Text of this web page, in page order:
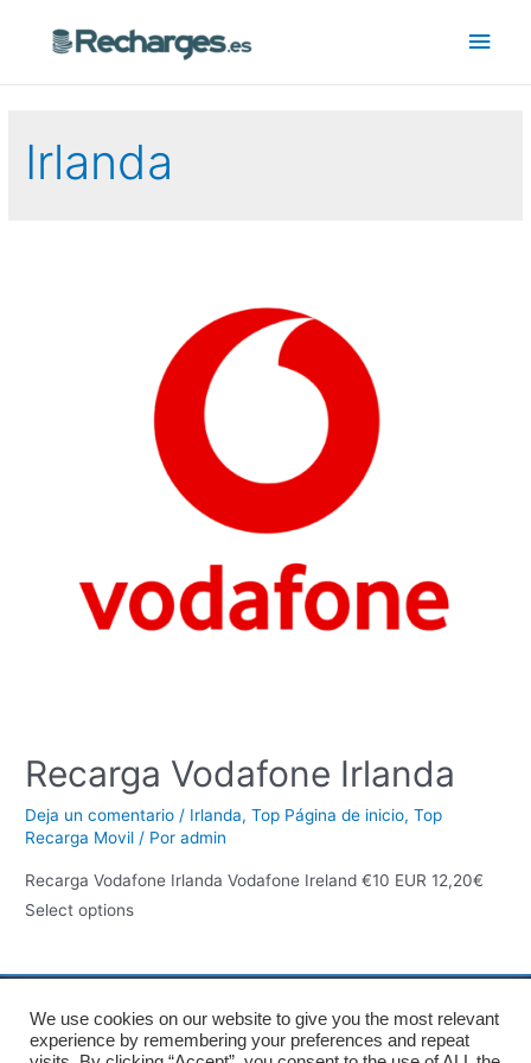
Irlanda
Recarga Vodafone Irlanda
Deja un comentario / Irlanda,Top Página de inicio,Top
Recarga Movil / Poradmin
Recarga Vodafone Irlanda Vodafone Ireland €10 EUR 12,20€
Select options
Inicio Sobre nosotros
Términos y Condiciones
Política de privacidad
Política de cookies
We use cookies on our website to give you the most relevant
experience by remembering your preferences and repeat